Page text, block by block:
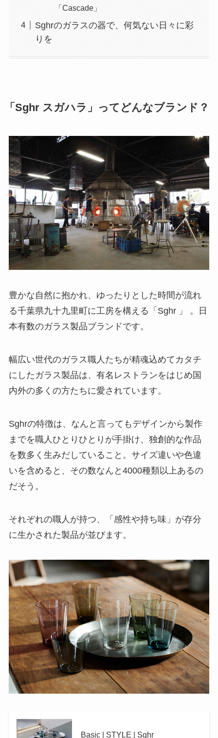
「Cascade」
Sghrのガラスの器で、何気ない日々に彩
りを
「Sghr スガハラ」ってどんなブランド？
豊かな自然に抱かれ、ゆったりとした時間が流れ
る千葉県九十九里町に工房を構える「Sghr 」 。日
本有数のガラス製品ブランドです。
幅広い世代のガラス職人たちが精魂込めてカタチ
にしたガラス製品は、有名レストランをはじめ国
内外の多くの方たちに愛されています。
Sghrの特徴は、なんと言ってもデザインから製作
までを職人ひとりひとりが手掛け、独創的な作品
を数多く生みだしていること。サイズ違いや色違
いを含めると、その数なんと4000種類以上あるの
だそう。
それぞれの職人が持つ、「感性や持ち味」が存分
に生かされた製品が並びます。
Basic | STYLE | Sghr